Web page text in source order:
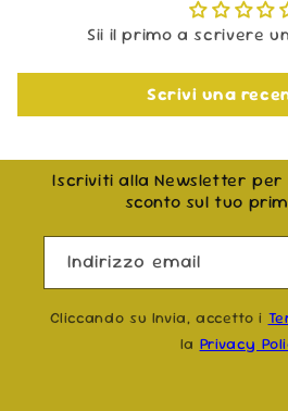
Sii il primo a scrivere
Scrivi una
Iscriviti alla Newsletter per
sconto sul tuo
Indirizzo email
Cliccando su Invia, accetto i
la Privacy